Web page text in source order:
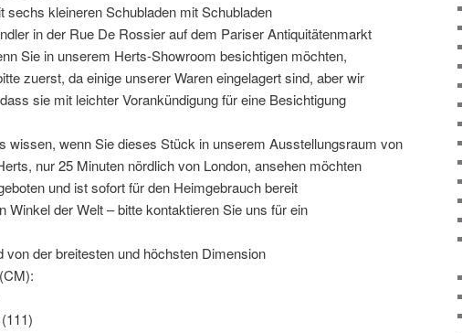
sechs kleineren Schubladen mit Schubladen
in der Rue De Rossier auf dem Pariser Antiquitätenmarkt
Sie in unserem Herts-Showroom besichtigen möchten,
zuerst, da einige unserer Waren eingelagert sind, aber wir
sie mit leichter Vorankündigung für eine Besichtigung
wissen, wenn Sie dieses Stück in unserem Ausstellungsraum von
nur 25 Minuten nördlich von London, ansehen möchten
und ist sofort für den Heimgebrauch bereit
Winkel der Welt – bitte kontaktieren Sie uns für ein
von der breitesten und höchsten Dimension